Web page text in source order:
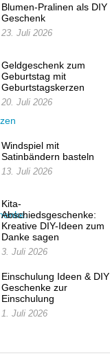
Blumen-Pralinen als DIY
Geschenk
23. Juli 2026
Geldgeschenk zum
Geburtstag mit
Geburtstagskerzen
20. Juli 2026
Windspiel mit
Satinbändern basteln
13. Juli 2026
Kita-
Abschiedsgeschenke:
Kreative DIY-Ideen zum
Danke sagen
3. Juli 2026
Einschulung Ideen & DIY
Geschenke zur
Einschulung
1. Juli 2026